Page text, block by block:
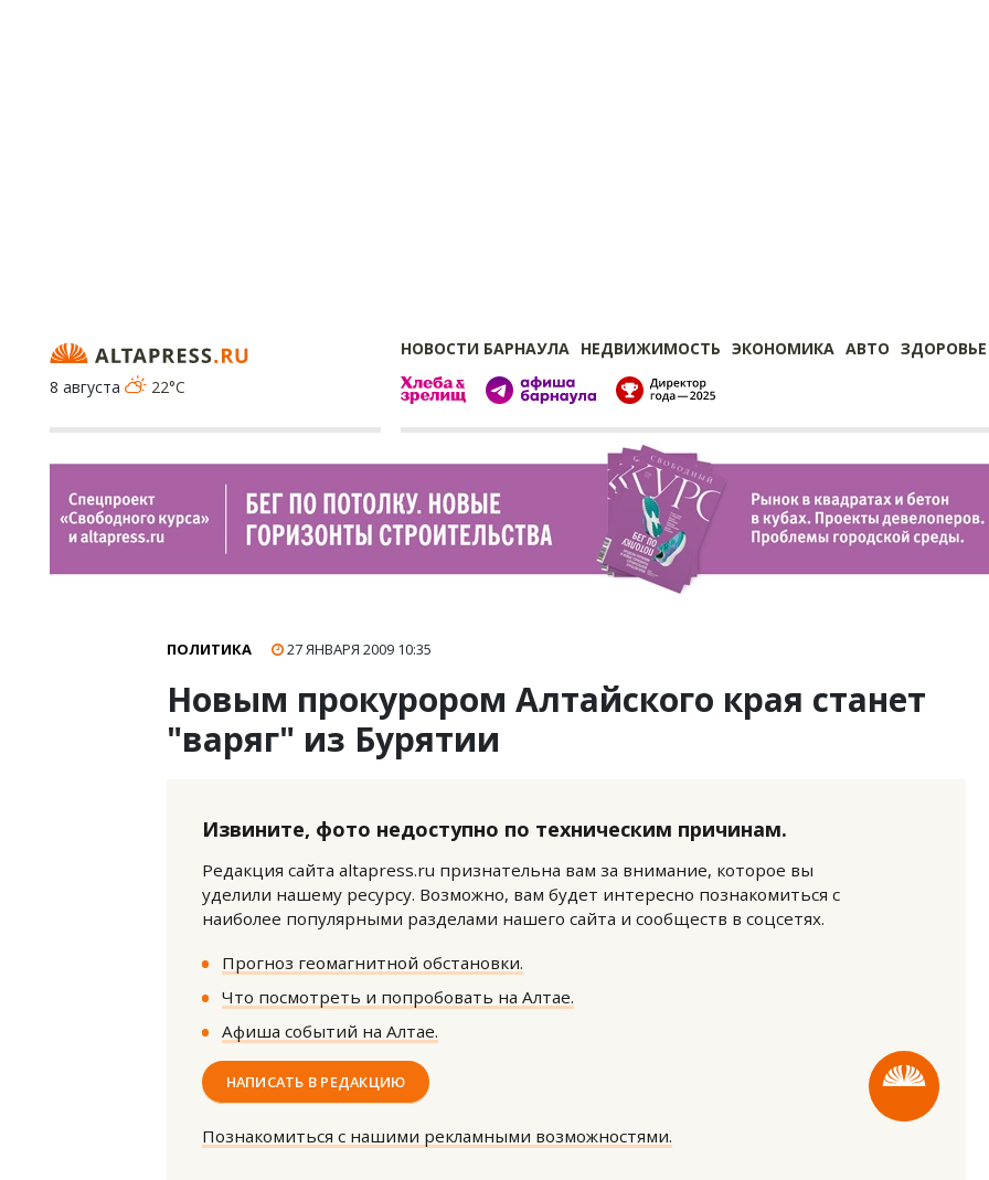
НОВОСТИ БАРНАУЛА НЕДВИЖИМОСТЬ ЭКОНОМИКА АВТО ЗДОРОВЬЕ
8 августа
22°C
ПОЛИТИКА 27 ЯНВАРЯ 2009 10:35
Новым прокурором Алтайского края станет
"варяг" из Бурятии
Извините, фото недоступно по техническим причинам.
Редакция сайта altapress.ru признательна вам за внимание, которое вы
уделили нашему ресурсу. Возможно, вам будет интересно познакомиться с
наиболее популярными разделами нашего сайта и сообществ в соцсетях.
Прогноз геомагнитной обстановки.
Что посмотреть и попробовать на Алтае.
Афиша событий на Алтае.
НАПИСАТЬ В РЕДАКЦИЮ
Познакомиться с нашими рекламными возможностями.